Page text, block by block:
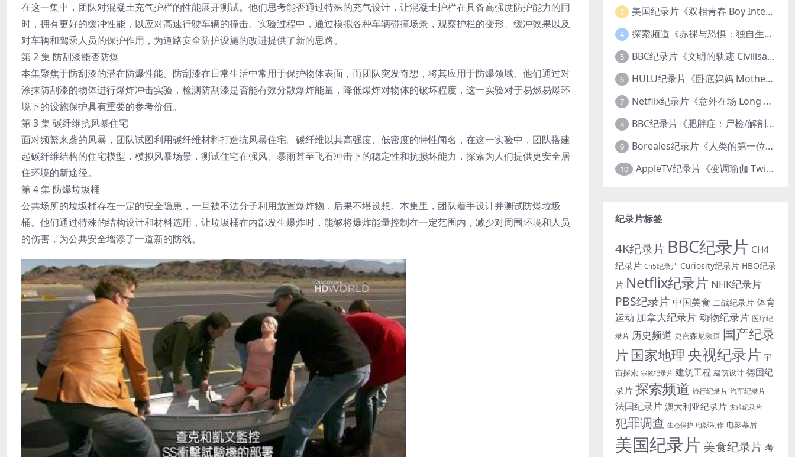
在这一集中，团队对混凝土充气护栏的性能展开测试。他们思考能否通过特殊的充气设计，让混凝土护栏在具备高强度防护能力的同
时，拥有更好的缓冲性能，以应对高速行驶车辆的撞击。实验过程中，通过模拟各种车辆碰撞场景，观察护栏的变形、缓冲效果以及
对车辆和驾乘人员的保护作用，为道路安全防护设施的改进提供了新的思路。
第 2 集 防刮漆能否防爆
本集聚焦于防刮漆的潜在防爆性能。防刮漆在日常生活中常用于保护物体表面，而团队突发奇想，将其应用于防爆领域。他们通过对
涂抹防刮漆的物体进行爆炸冲击实验，检测防刮漆是否能有效分散爆炸能量，降低爆炸对物体的破坏程度，这一实验对于易燃易爆环
境下的设施保护具有重要的参考价值。
第 3 集 碳纤维抗风暴住宅
面对频繁来袭的风暴，团队试图利用碳纤维材料打造抗风暴住宅。碳纤维以其高强度、低密度的特性闻名，在这一实验中，团队搭建
起碳纤维结构的住宅模型，模拟风暴场景，测试住宅在强风、暴雨甚至飞石冲击下的稳定性和抗损坏能力，探索为人们提供更安全居
住环境的新途径。
第 4 集 防爆垃圾桶
公共场所的垃圾桶存在一定的安全隐患，一旦被不法分子利用放置爆炸物，后果不堪设想。本集里，团队着手设计并测试防爆垃圾
桶。他们通过特殊的结构设计和材料选用，让垃圾桶在内部发生爆炸时，能够将爆炸能量控制在一定范围内，减少对周围环境和人员
的伤害，为公共安全增添了一道新的防线。
3 美国纪录片《双相青春 Boy Interrupted 2009》英语中英双字 官方纯净版 1080P/MKV/1.43G 青少年躁郁症
4 探索频道《赤裸与恐惧：独自生存/赤裸荒野求生 Naked and Afraid: Solo 2023》第一季全8集 英语中英双字 官方纯净版 高码1080P/MKV/45.4G
5 BBC纪录片《文明的轨迹 Civilisations 1969》全13集 英语中英双字 高清收藏版 1080P/MKV/64.1G 西方艺术史话
6 HULU纪录片《卧底妈妈 Mother Undercover 2023》全4集 英语中英双字 官方纯净版 1080P/MKV/7.6G 拯救孩子
7 Netflix纪录片《意外在场 Long Shot 2017》英语中字 720P/NKV/1.06GB 美国谋杀误判案件
8 BBC纪录片《肥胖症：尸检/解剖肥胖 Obesity: The Post Mortem 2016》英语中英双字 无水印纯净版 1080P/MKV/1.03G
9 Boreales纪录片《人类的第一位动物朋友：人类和狗的神奇故事 Man’s First Friend 2018》英语中英双字 1080P/MP4/1.8G 狗的神奇故事
10 AppleTV纪录片《变调瑜伽 Twisted Yoga 2026》全3集 英语中英双字 无水印纯净版 1080P/MKV/10G 瑜伽大师背后的真相
纪录片标签
4K纪录片 BBC纪录片 CH4
纪录片 Ch5纪录片 Curiosity纪录片 HBO纪录
片 Netflix纪录片 NHK纪录片
PBS纪录片 中国美食 二战纪录片 体育
运动 加拿大纪录片动物纪录片 医疗纪
录片 历史频道 史密森尼频道 国产纪录
片 国家地理 央视纪录片 宇
宙探索 宗教纪录片 建筑工程 建筑设计 德国纪
录片 探索频道 旅行纪录片 汽车纪录片
法国纪录片 澳大利亚纪录片 灾难纪录片
犯罪调查 生态保护 电影制作 电影幕后
美国纪录片 美食纪录片考